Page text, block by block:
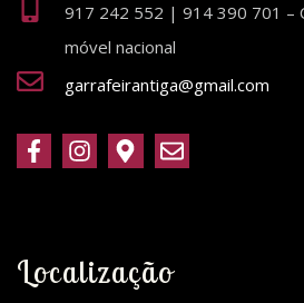
917 242 552 | 914 390 701 –
móvel nacional
garrafeirantiga@gmail.com
Localização